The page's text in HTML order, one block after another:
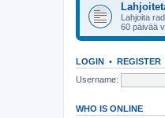
Lahjoita
60 päivää
LOGIN • REGISTER
Username:
WHO IS ONLINE